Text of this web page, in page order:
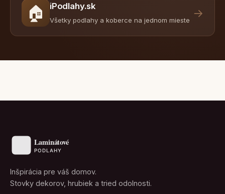
🏠 iPodlahy.sk
Všetky podlahy a koberce na jednom mieste
→
Inšpirácia pre váš domov.
Stovky dekorov, hrubiek a tried odolnosti.